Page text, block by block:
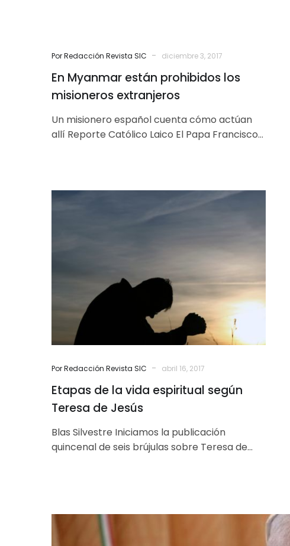
Por Redacción Revista SIC - diciembre 3, 2017
En Myanmar están prohibidos los
misioneros extranjeros
Un misionero español cuenta cómo actúan
allí Reporte Católico Laico El Papa Francisco
de
Teresa
Jesús
Por Redacción Revista SIC - abril 16, 2017
Etapas de la vida espiritual según
Teresa de Jesús
Blas Silvestre Iniciamos la publicación
quincenal de seis brújulas sobre Teresa de